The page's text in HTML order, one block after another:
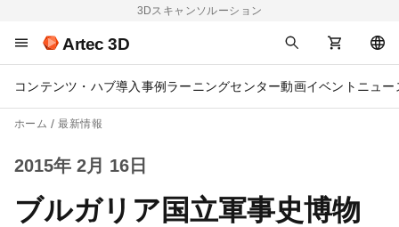
3Dスキャンソルーション
Artec 3D
コンテンツ・ハブ導入事例 ラーニングセンター動画イベント ニュー
ホーム 最新情報
2015年 2月 16日
ブルガリア国立軍事史博物